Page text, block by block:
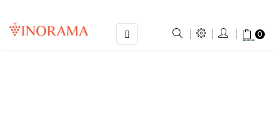
Umschalten
der
☰ 0